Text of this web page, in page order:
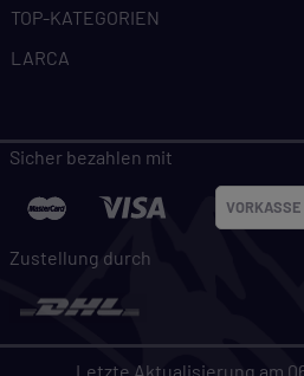
TOP-KATEGORIEN
LARCA
Sicher bezahlen mit
VORKASSE
Zustellung durch
Letzte Aktualisierung am